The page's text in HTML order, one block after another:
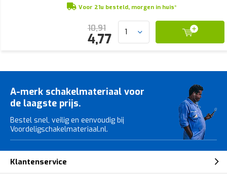
Voor 21u besteld, morgen in huis*
10,91
4,77
A-merk schakelmateriaal voor
de laagste prijs.
Bestel snel, veilig en eenvoudig bij
Voordeligschakelmateriaal.nl.
Klantenservice